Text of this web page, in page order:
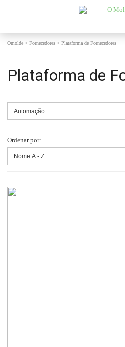
Omolde > Fornecedores > Plataforma de Fornecedores
Plataforma de
Ordenar por: